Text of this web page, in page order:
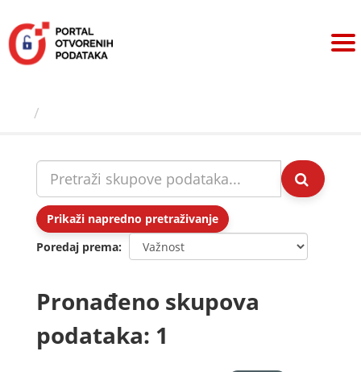
sadržaj
Prikaži napredno pretraživanje
Poredaj prema
Pronađeno skupova
podataka: 1